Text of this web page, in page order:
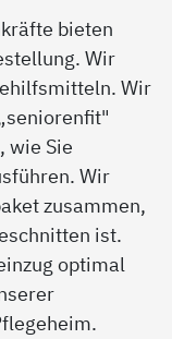
bieten
Wir
Wir
wie Sie
Wir
zusammen,
ist.
optimal